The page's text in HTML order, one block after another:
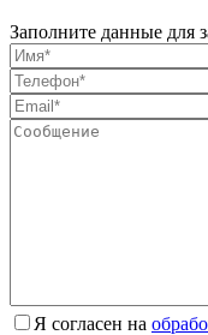
Заполните данные для
Я согласен на